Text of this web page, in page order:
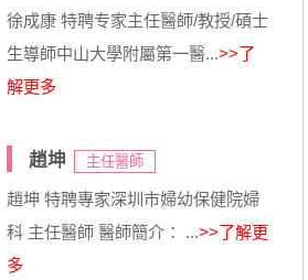
徐成康 特聘专家主任醫師/教授/碩士
生導師中山大學附屬第一醫...>>了
解更多
趙坤 主任醫師
趙坤 特聘專家深圳市婦幼保健院婦
科 主任醫師 醫師簡介： ...>>了解更
多